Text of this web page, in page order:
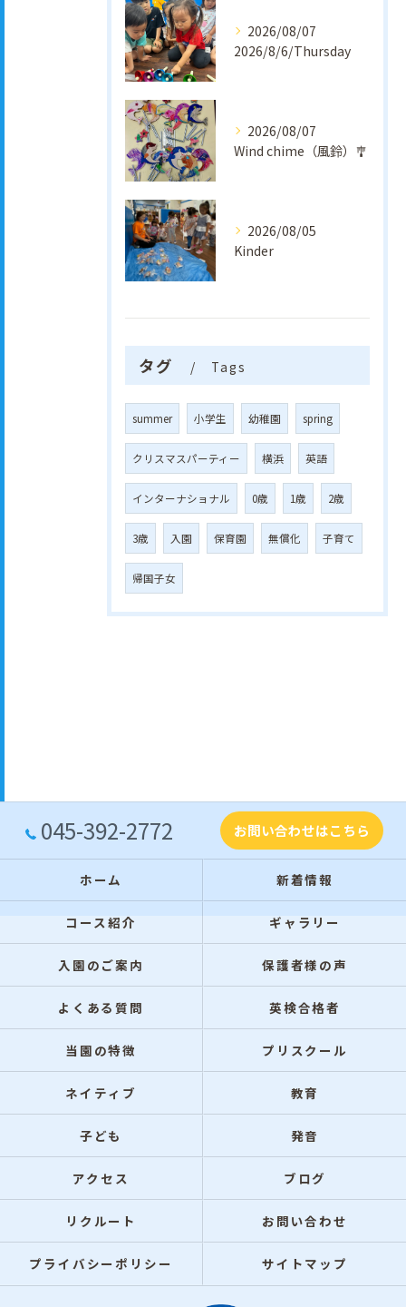
2026/08/07
2026/8/6/Thursday
2026/08/07
Wind chime（風鈴）🎐
2026/08/05
Kinder
タグ Tags
summer 小学生 幼稚園 spring
クリスマスパーティー 横浜 英語
インターナショナル 0歳 1歳 2歳
3歳 入園 保育園 無償化 子育て
帰国子女
045-392-2772 お問い合わせはこちら
ホーム 新着情報
コース紹介 ギャラリー
入園のご案内 保護者様の声
よくある質問 英検合格者
当園の特徴 プリスクール
ネイティブ 教育
子ども 発音
アクセス ブログ
リクルート お問い合わせ
プライバシーポリシー サイトマップ